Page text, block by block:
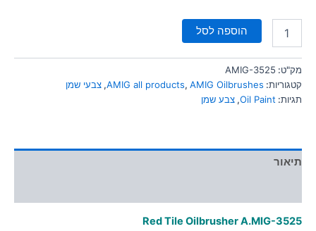
הוספה לסל
מק"ט: AMIG-3525
קטגוריות:
AMIG all products, AMIG Oilbrushes
, צבעי שמן
תגיות: Oil Paint
, צבע שמן
תיאור
Red Tile Oilbrusher A.MIG-3525